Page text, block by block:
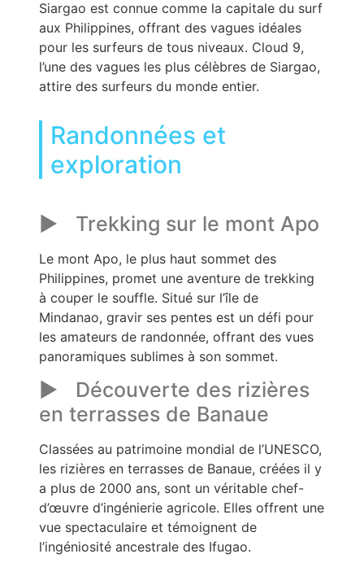
Siargao est connue comme la capitale du surf
aux Philippines, offrant des vagues idéales
pour les surfeurs de tous niveaux. Cloud 9,
l’une des vagues les plus célèbres de Siargao,
attire des surfeurs du monde entier.
Randonnées et
exploration
Trekking sur le mont Apo
Le mont Apo, le plus haut sommet des
Philippines, promet une aventure de trekking
à couper le souffle. Situé sur l’île de
Mindanao, gravir ses pentes est un défi pour
les amateurs de randonnée, offrant des vues
panoramiques sublimes à son sommet.
Découverte des rizières
en terrasses de Banaue
Classées au patrimoine mondial de l’UNESCO,
les rizières en terrasses de Banaue, créées il y
a plus de 2000 ans, sont un véritable chef-
d’œuvre d’ingénierie agricole. Elles offrent une
vue spectaculaire et témoignent de
l’ingéniosité ancestrale des Ifugao.